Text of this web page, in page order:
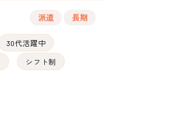
派遣 長期
30代活躍中
シフト制